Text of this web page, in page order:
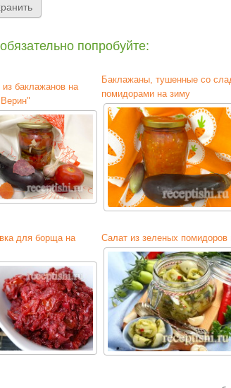
попробуйте:
из баклажанов на
Баклажаны, тушенные со
помидорами на зиму
для борща на
Салат из зеленых помидоров